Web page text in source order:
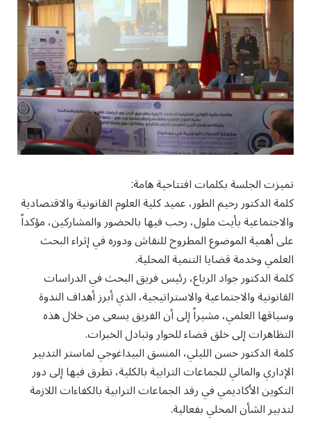
تميزت الجلسة بكلمات افتتاحية هامة:
كلمة الدكتور رحيم الطور، عميد كلية العلوم القانونية والاقتصادية
والاجتماعية بأيت ملول، رحب فيها بالحضور والمشاركين، مؤكداً
على أهمية الموضوع المطروح للنقاش ودوره في إثراء البحث
العلمي وخدمة قضايا التنمية المحلية.
كلمة الدكتور جواد الرباع، رئيس فريق البحث في الدراسات
القانونية والاجتماعية والاستراتيجية، الذي أبرز أهداف الندوة
وسياقها العلمي، مشيراً إلى أن الفريق يسعى من خلال هذه
التظاهرات إلى خلق فضاء للحوار وتبادل الخبرات.
كلمة الدكتور حسن الليلي، المنسق البيداغوجي لماستر التدبير
الإداري والمالي للجماعات الترابية بالكلية، تطرق فيها إلى دور
التكوين الأكاديمي في رفد الجماعات الترابية بالكفاءات اللازمة
لتدبير الشأن المحلي بفعالية.